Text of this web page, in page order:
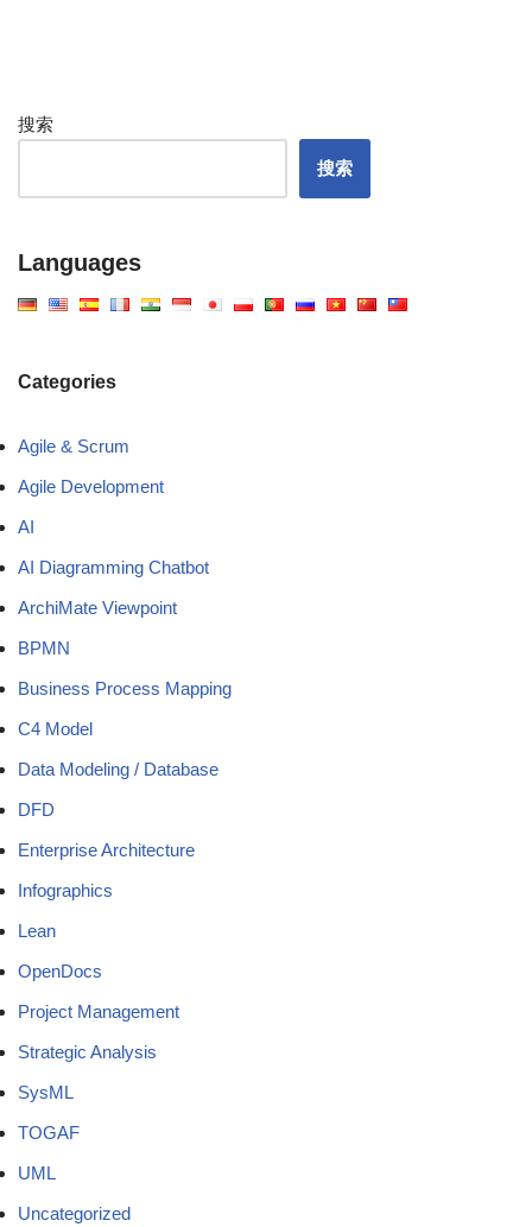
搜索
搜索
Languages
Categories
Agile & Scrum
Agile Development
AI
AI Diagramming Chatbot
ArchiMate Viewpoint
BPMN
Business Process Mapping
C4 Model
Data Modeling / Database
DFD
Enterprise Architecture
Infographics
Lean
OpenDocs
Project Management
Strategic Analysis
SysML
TOGAF
UML
Uncategorized